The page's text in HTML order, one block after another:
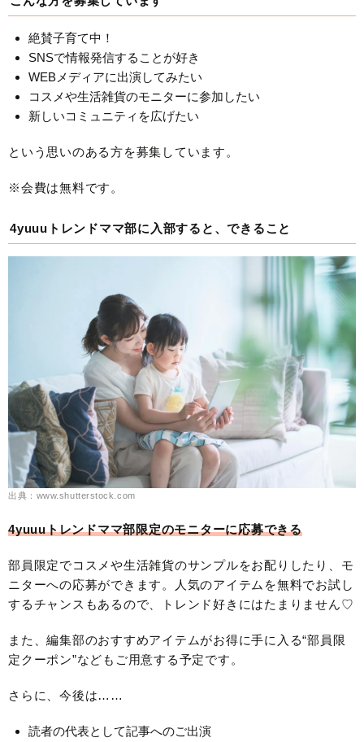
絶賛子育て中！
SNSで情報発信することが好き
WEBメディアに出演してみたい
コスメや生活雑貨のモニターに参加したい
新しいコミュニティを広げたい
という思いのある方を募集しています。
※会費は無料です。
4yuuuトレンドママ部に入部すると、できること
出典：www.shutterstock.com
4yuuuトレンドママ部限定のモニターに応募できる
部員限定でコスメや生活雑貨のサンプルをお配りしたり、モ
ニターへの応募ができます。人気のアイテムを無料でお試し
するチャンスもあるので、トレンド好きにはたまりません♡
また、編集部のおすすめアイテムがお得に手に入る“部員限
定クーポン”などもご用意する予定です。
さらに、今後は……
読者の代表として記事へのご出演